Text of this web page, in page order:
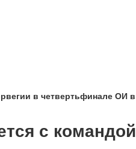
в четвертьфинале ОИ в
с командой